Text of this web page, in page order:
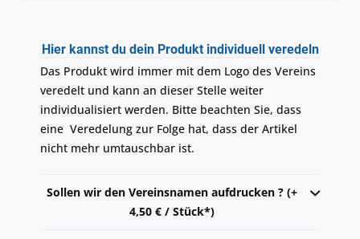
Hier kannst du dein Produkt individuell veredeln
Das Produkt wird immer mit dem Logo des Vereins
veredelt und kann an dieser Stelle weiter
individualisiert werden. Bitte beachten Sie, dass
eine Veredelung zur Folge hat, dass der Artikel
nicht mehr umtauschbar ist.
Sollen wir den Vereinsnamen aufdrucken ? (+
4,50 € / Stück*)